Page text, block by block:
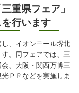
重県フェア」
行います
、イオンモール堺北
。同フェアでは、三
、大阪・関西万博三
ＰＲなどを実施しま